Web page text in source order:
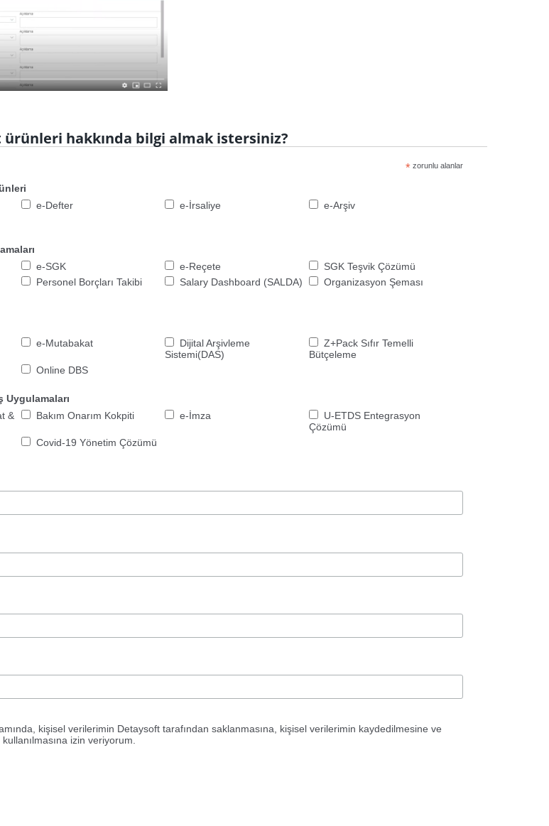
ürünleri hakkında bilgi almak istersiniz?
* zorunlu alanlar
e-Defter e-İrsaliye
e-Arşiv
e-SGK e-Reçete
SGK Teşvik Çözümü
Personel Borçları Takibi Salary Dashboard (SALDA)
Organizasyon Şeması
e-Mutabakat
Dijital Arşivleme
Sistemi(DAS)
Z+Pack Sıfır Temelli
Bütçeleme
Online DBS
Uygulamaları
&
Bakım Onarım Kokpiti e-İmza
U-ETDS Entegrasyon
Çözümü
Covid-19 Yönetim Çözümü
kişisel verilerimin Detaysoft tarafından saklanmasına, kişisel verilerimin kaydedilmesine ve
izin veriyorum.